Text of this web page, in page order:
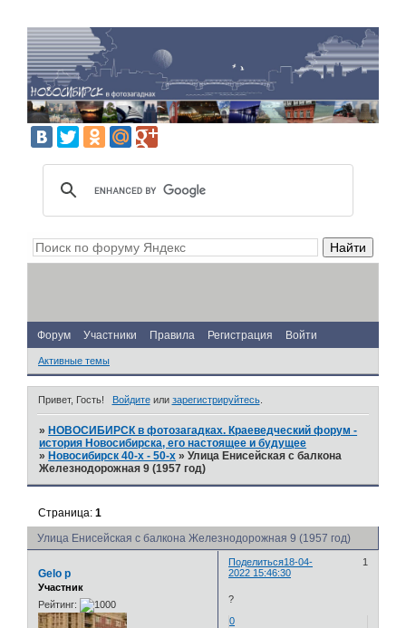
Форум Участники Правила Регистрация Войти
Активные темы
Привет, Гость! Войдитеили зарегистрируйтесь.
» НОВОСИБИРСК в фотозагадках. Краеведческий форум -
история Новосибирска, его настоящее и будущее
» Новосибирск 40-х - 50-х »Улица Енисейская с балкона
Железнодорожная 9 (1957 год)
Улица Енисейская с балкона Железнодорожная 9 (1957 год)
Страница:1
Поделиться 1
18-04-
2022 15:46:30
Gelo p
Участник
Рейтинг:
?
0